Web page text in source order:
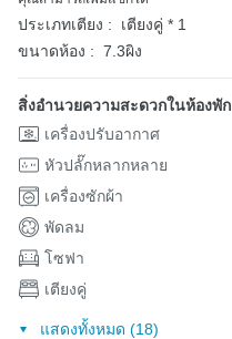
ประเภทเตียง :
เตียงคู่ * 1
ขนาดห้อง : 7.3ผิง
สิ่งอำนวยความสะดวกในห้องพัก
เครื่องปรับอากาศ
หัวปลั๊กหลากหลาย
เครื่องซักผ้า
พัดลม
โซฟา
เตียงคู่
แสดงทั้งหมด (18)